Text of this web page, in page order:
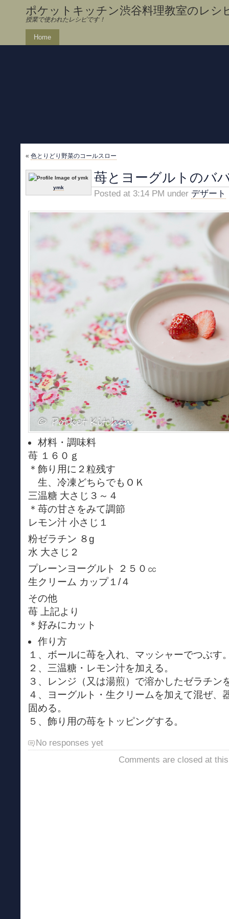
ポケットキッチン渋谷料理教室のレシ
授業で使われたレシピです！
Home
« 色とりどり野菜のコールスロー
ymk
苺とヨーグルトのバ
Posted at 3:14 PM under デザート
材料・調味料
苺 １６０ｇ
＊飾り用に２粒残す
生、冷凍どちらでもＯＫ
三温糖 大さじ３～４
＊苺の甘さをみて調節
レモン汁 小さじ１
粉ゼラチン ８g
水 大さじ２
プレーンヨーグルト ２５０㏄
生クリーム カップ１/４
その他
苺 上記より
＊好みにカット
作り方
１、ボールに苺を入れ、マッシャーでつぶす
２、三温糖・レモン汁を加える。
３、レンジ（又は湯煎）で溶かしたゼラチン
４、ヨーグルト・生クリームを加えて混ぜ、
固める。
５、飾り用の苺をトッピングする。
No responses yet
Comments are closed at